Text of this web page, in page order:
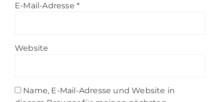
E-Mail-Adresse *
Website
Name, E-Mail-Adresse und Website in